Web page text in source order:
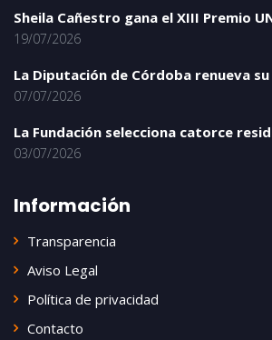
Sheila Cañestro gana el XIII Premio
19/07/2026
La Diputación de Córdoba renueva
07/07/2026
La Fundación selecciona catorce
03/07/2026
Información
Transparencia
Aviso Legal
Política de privacidad
Contacto